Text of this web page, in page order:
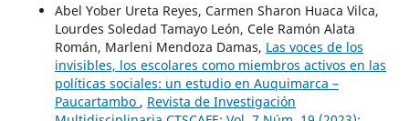
Abel Yober Ureta Reyes, Carmen Sharon Huaca Vilca,
Lourdes Soledad Tamayo León, Cele Ramón Alata
Román, Marleni Mendoza Damas, Las voces de los
invisibles, los escolares como miembros activos en las
políticas sociales: un estudio en Auquimarca –
Paucartambo , Revista de Investigación